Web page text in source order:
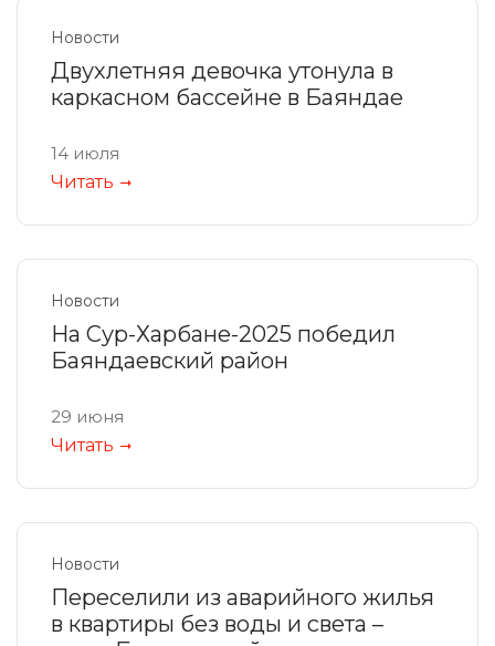
Новости
Двухлетняя девочка утонула в
каркасном бассейне в Баяндае
14 июля
Читать
Новости
На Сур-Харбане-2025 победил
Баяндаевский район
29 июня
Читать
Новости
Переселили из аварийного жилья
в квартиры без воды и света –